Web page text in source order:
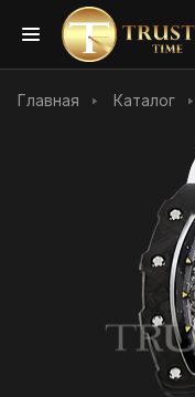
Главная Каталог